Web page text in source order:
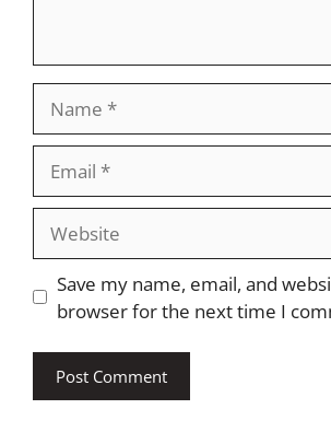
Save my name, email, and
browser for the next time I